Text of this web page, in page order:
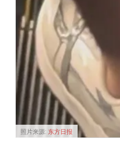
照片来源: 东方日报